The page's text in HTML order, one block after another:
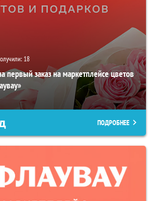
18
первый заказ на маркетплейсе цветов
ПОДРОБНЕЕ